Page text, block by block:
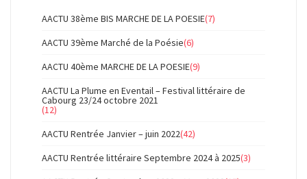
AACTU 38ème BIS MARCHE DE LA POESIE(7)
AACTU 39ème Marché de la Poésie(6)
AACTU 40ème MARCHE DE LA POESIE(9)
AACTU La Plume en Eventail – Festival littéraire de
Cabourg 23/24 octobre 2021
(12)
AACTU Rentrée Janvier – juin 2022(42)
AACTU Rentrée littéraire Septembre 2024 à 2025(3)